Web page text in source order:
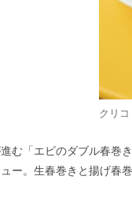
クリ
む「エビのダブル春巻
ー。生春巻きと揚げ春